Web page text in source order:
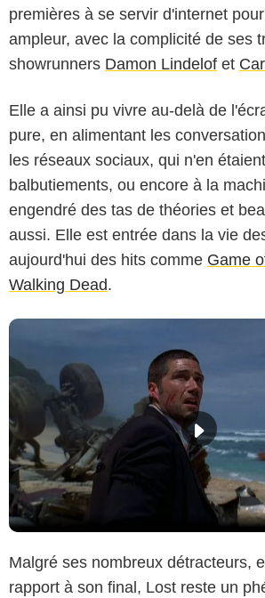
premières à se servir d'internet
ampleur, avec la complicité de ses
showrunners Damon Lindelof et
Elle a ainsi pu vivre au-delà de
pure, en alimentant les
les réseaux sociaux, qui n'en
balbutiements, ou encore à la
engendré des tas de théories et
aussi. Elle est entrée dans la vie
aujourd'hui des hits comme Game
Walking Dead.
Malgré ses nombreux détracteurs,
rapport à son final, Lost reste un